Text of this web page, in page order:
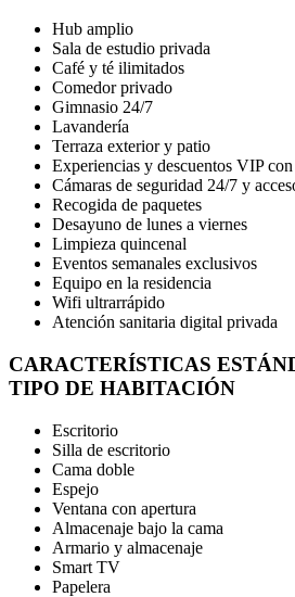
Hub amplio
Sala de estudio privada
Café y té ilimitados
Comedor privado
Gimnasio 24/7
Lavandería
Terraza exterior y patio
Experiencias y descuentos VIP con
Cámaras de seguridad 24/7 y
Recogida de paquetes
Desayuno de lunes a viernes
Limpieza quincenal
Eventos semanales exclusivos
Equipo en la residencia
Wifi ultrarrápido
Atención sanitaria digital privada
CARACTERÍSTICAS
TIPO DE HABITACIÓN
Escritorio
Silla de escritorio
Cama doble
Espejo
Ventana con apertura
Almacenaje bajo la cama
Armario y almacenaje
Smart TV
Papelera